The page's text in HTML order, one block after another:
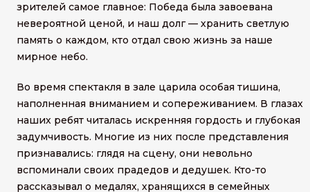
зрителей самое главное: Победа была завоевана
невероятной ценой, и наш долг — хранить светлую
память о каждом, кто отдал свою жизнь за наше
мирное небо.
Во время спектакля в зале царила особая тишина,
наполненная вниманием и сопереживанием. В глазах
наших ребят читалась искренняя гордость и глубокая
задумчивость. Многие из них после представления
признавались: глядя на сцену, они невольно
вспоминали своих прадедов и дедушек. Кто-то
рассказывал о медалях, хранящихся в семейных